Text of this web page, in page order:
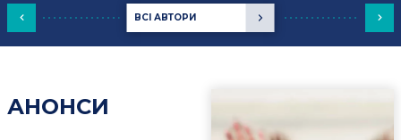
ВСІ АВТОРИ
АНОНСИ